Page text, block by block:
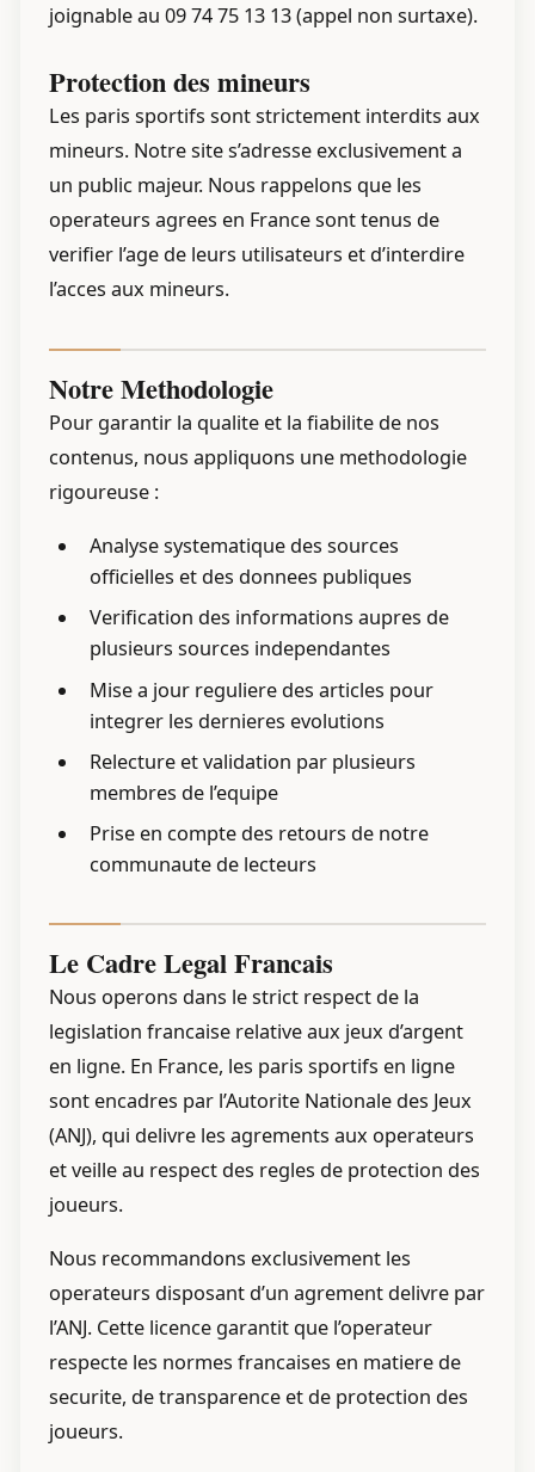
joignable au 09 74 75 13 13 (appel non surtaxe).
Protection des mineurs
Les paris sportifs sont strictement interdits aux
mineurs. Notre site s’adresse exclusivement a
un public majeur. Nous rappelons que les
operateurs agrees en France sont tenus de
verifier l’age de leurs utilisateurs et d’interdire
l’acces aux mineurs.
Notre Methodologie
Pour garantir la qualite et la fiabilite de nos
contenus, nous appliquons une methodologie
rigoureuse :
Analyse systematique des sources
officielles et des donnees publiques
Verification des informations aupres de
plusieurs sources independantes
Mise a jour reguliere des articles pour
integrer les dernieres evolutions
Relecture et validation par plusieurs
membres de l’equipe
Prise en compte des retours de notre
communaute de lecteurs
Le Cadre Legal Francais
Nous operons dans le strict respect de la
legislation francaise relative aux jeux d’argent
en ligne. En France, les paris sportifs en ligne
sont encadres par l’Autorite Nationale des Jeux
(ANJ), qui delivre les agrements aux operateurs
et veille au respect des regles de protection des
joueurs.
Nous recommandons exclusivement les
operateurs disposant d’un agrement delivre par
l’ANJ. Cette licence garantit que l’operateur
respecte les normes francaises en matiere de
securite, de transparence et de protection des
joueurs.